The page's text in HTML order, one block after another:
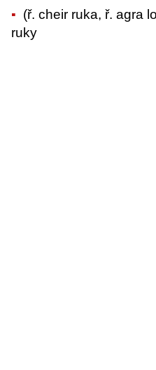
(ř. cheir ruka, ř. agra
ruky